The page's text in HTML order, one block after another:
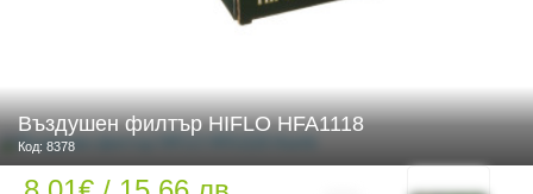
Въздушен филтър HIFLO HFA1118
Код: 8378